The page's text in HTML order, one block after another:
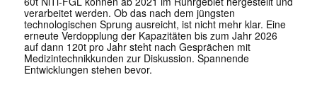
verarbeitet werden. Ob das nach dem jüngsten
technologischen Sprung ausreicht, ist nicht mehr klar. Eine
erneute Verdopplung der Kapazitäten bis zum Jahr 2026
auf dann 120t pro Jahr steht nach Gesprächen mit
Medizintechnikkunden zur Diskussion. Spannende
Entwicklungen stehen bevor.